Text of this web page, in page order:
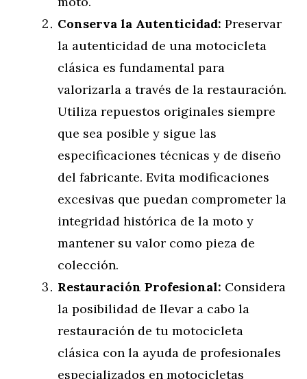
Conserva la Autenticidad: Preservar
la autenticidad de una motocicleta
clásica es fundamental para
valorizarla a través de la restauración.
Utiliza repuestos originales siempre
que sea posible y sigue las
especificaciones técnicas y de diseño
del fabricante. Evita modificaciones
excesivas que puedan comprometer la
integridad histórica de la moto y
mantener su valor como pieza de
colección.
Restauración Profesional: Considera
la posibilidad de llevar a cabo la
restauración de tu motocicleta
clásica con la ayuda de profesionales
especializados en motocicletas